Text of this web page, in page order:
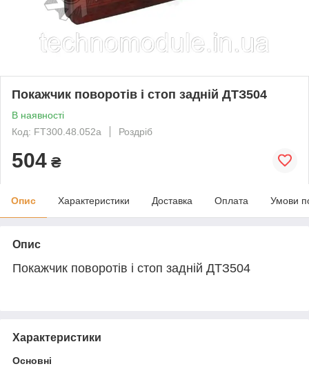
Покажчик поворотів і стоп задній ДТЗ504
В наявності
Код: FT300.48.052a
Роздріб
504 ₴
Опис Характеристики Доставка Оплата Умови
Опис
Покажчик поворотів і стоп задній ДТЗ504
Характеристики
Основні